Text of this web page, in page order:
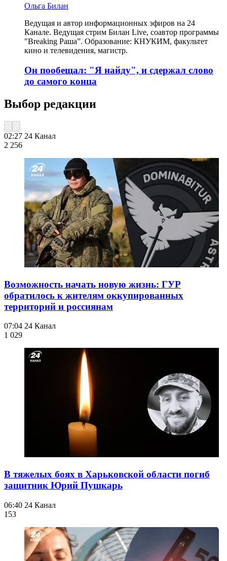
Ольга Билан
Ведущая и автор информационных эфиров на 24
Канале. Ведущая стрим Билан Live, соавтор программы
"Breaking Раша”. Образование: КНУКИМ, факультет
кино и телевидения, магистр.
Он пообещал: "Я найду", и сдержал слово
до самого конца
Выбор редакции
02:27 24 Канал
2 256
Возможность начать новую жизнь: ГУР
обратилось к жителям оккупированных
территорий и россиянам
07:04 24 Канал
1 029
В тяжелых боях в Харьковской области погиб
защитник Юрий Пушкарь
06:40 24 Канал
153